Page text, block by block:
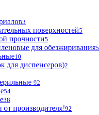
3
поверхностей5
прочности5
для обезжиривания5
10
для диспенсеров)2
92
54
38
производителя!92